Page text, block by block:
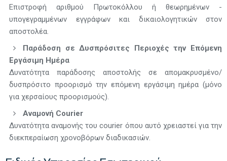
Επιστροφή αριθμού Πρωτοκόλλου ή θεωρημένων -
υπογεγραμμένων εγγράφων και δικαιολογητικών στον
αποστολέα.
Παράδοση σε Δυσπρόσιτες Περιοχές την Επόμενη
Εργάσιμη Ημέρα
Δυνατότητα παράδοσης αποστολής σε απομακρυσμένο/
δυσπρόσιτο προορισμό την επόμενη εργάσιμη ημέρα (μόνο
για χερσαίους προορισμούς).
Αναμονή Courier
Δυνατότητα αναμονής του courier όπου αυτό χρειαστεί για την
διεκπεραίωση χρονοβόρων διαδικασιών.